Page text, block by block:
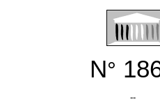
N°
--